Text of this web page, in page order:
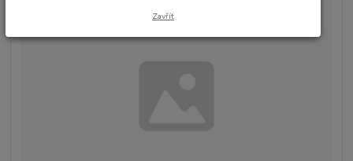
Zavřít